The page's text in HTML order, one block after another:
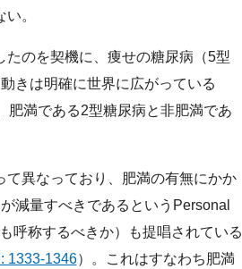
。
のを契機に、痩せの糖尿病（5型
きは明確に世界に広がっている
肥満である2型糖尿病と非肥満であ
異なっており、肥満の有無にかか
減量すべきであるというPersonal
呼称するべきか）も提唱されている
1333-1346）。これはすなわち肥満